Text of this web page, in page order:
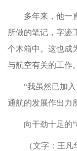
多年来，他一
所做的笔记，字迹
个木箱中。这也成
与航空有关的工作。
“我虽然已加
通航的发展作出力
向干劲十足的
（文字：王